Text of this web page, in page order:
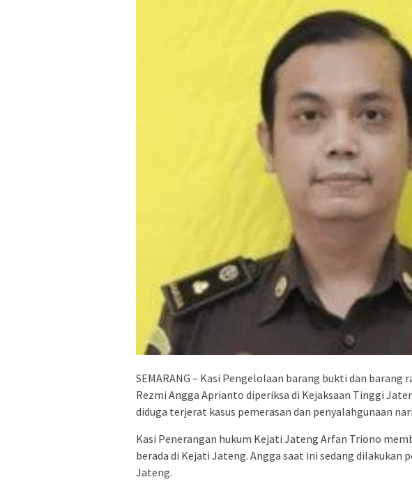
SEMARANG – Kasi Pengelolaan barang bukti dan barang
Rezmi Angga Aprianto diperiksa di Kejaksaan Tinggi
diduga terjerat kasus pemerasan dan penyalahgunaan
Kasi Penerangan hukum Kejati Jateng Arfan Triono
berada di Kejati Jateng. Angga saat ini sedang dilakukan
Jateng.